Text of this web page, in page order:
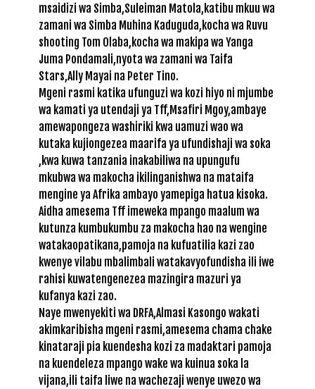
msaidizi wa Simba,Suleiman Matola,katibu mkuu wa
zamani wa Simba Muhina Kaduguda,kocha wa Ruvu
shooting Tom Olaba,kocha wa makipa wa Yanga
Juma Pondamali,nyota wa zamani wa Taifa
Stars,Ally Mayai na Peter Tino.
Mgeni rasmi katika ufunguzi wa kozi hiyo ni mjumbe
wa kamati ya utendaji ya Tff,Msafiri Mgoy,ambaye
amewapongeza washiriki kwa uamuzi wao wa
kutaka kujiongezea maarifa ya ufundishaji wa soka
,kwa kuwa tanzania inakabiliwa na upungufu
mkubwa wa makocha ikilinganishwa na mataifa
mengine ya Afrika ambayo yamepiga hatua kisoka.
Aidha amesema Tff imeweka mpango maalum wa
kutunza kumbukumbu za makocha hao na wengine
watakaopatikana,pamoja na kufuatilia kazi zao
kwenye vilabu mbalimbali watakavyofundisha ili iwe
rahisi kuwatengenezea mazingira mazuri ya
kufanya kazi zao.
Naye mwenyekiti wa DRFA,Almasi Kasongo wakati
akimkaribisha mgeni rasmi,amesema chama chake
kinataraji pia kuendesha kozi za madaktari pamoja
na kuendeleza mpango wake wa kuinua soka la
vijana,ili taifa liwe na wachezaji wenye uwezo wa